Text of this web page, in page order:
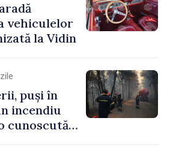
vehiculelor
la Vidin
puși în
incendiu
cunoscută